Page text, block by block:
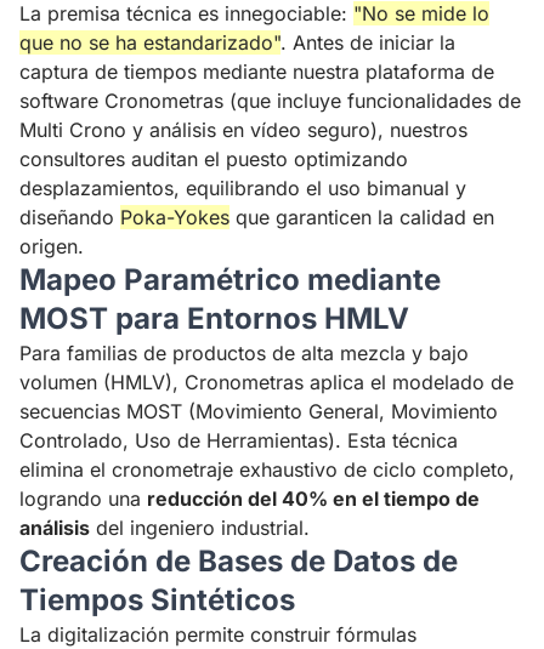
La premisa técnica es innegociable: "No se mide lo
que no se ha estandarizado". Antes de iniciar la
captura de tiempos mediante nuestra plataforma de
software Cronometras (que incluye funcionalidades de
Multi Crono y análisis en vídeo seguro), nuestros
consultores auditan el puesto optimizando
desplazamientos, equilibrando el uso bimanual y
diseñando Poka-Yokes que garanticen la calidad en
origen.
Mapeo Paramétrico mediante
MOST para Entornos HMLV
Para familias de productos de alta mezcla y bajo
volumen (HMLV), Cronometras aplica el modelado de
secuencias MOST (Movimiento General, Movimiento
Controlado, Uso de Herramientas). Esta técnica
elimina el cronometraje exhaustivo de ciclo completo,
logrando una reducción del 40% en el tiempo de
análisis del ingeniero industrial.
Creación de Bases de Datos de
Tiempos Sintéticos
La digitalización permite construir fórmulas